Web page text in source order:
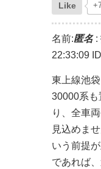
Like
名前:匿名:
22:33:09
東上線池
30000系も
り、全車
見込めま
いう前提
であれば